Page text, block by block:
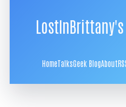
HomeTalksGeek BlogAbout